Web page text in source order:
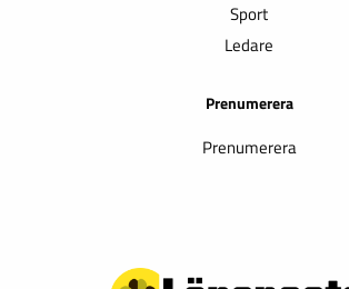
Sport
Ledare
Prenumerera
Prenumerera